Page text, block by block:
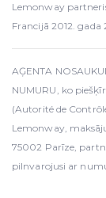
Lemonway
Francijā 2012.
AĢENTA
NUMURU, ko
(Autorité de
Lemonway,
75002 Parīze,
pilnvarojusi ar